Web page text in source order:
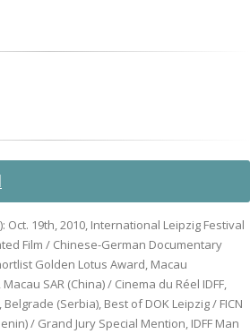
Oct. 19th, 2010, International Leipzig Festival
Film / Chinese-German Documentary
Golden Lotus Award, Macau
SAR (China) / Cinema du Réel IDFF,
Belgrade (Serbia), Best of DOK Leipzig / FICN
/ Grand Jury Special Mention, IDFF Man